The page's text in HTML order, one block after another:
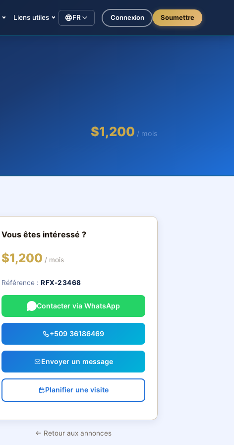
Liens utiles FR Connexion Soumettre
$1,200 / mois
Vous êtes intéressé ?
$1,200 / mois
Référence : RFX-23468
Contacter via WhatsApp
+509 36186469
Envoyer un message
Planifier une visite
← Retour aux annonces